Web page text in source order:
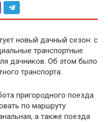
новый дачный сезон: с
транспортные
дачников. Об этом было
транспорта.
пригородного поезда
по маршруту
а также поезда